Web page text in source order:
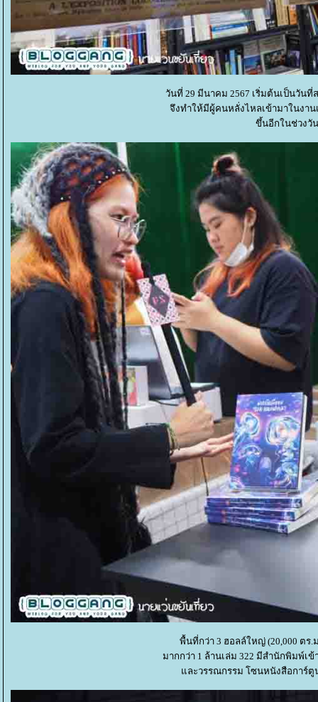
วันที่ 29 มีนาคม 2567 เริ่มต้นเป็นวัน
จึงทำให้มีผู้คนหลั่งไหลเข้ามาในงา
ขึ้นอีกในช่วงวั
พื้นที่กว่า 3 ฮอลล์ใหญ่ (20,000 ตร
มากกว่า 1 ล้านเล่ม 322 มีสำนักพิมพ์เ
ละวรรณกรรม โซนหนังสือการ์ตู